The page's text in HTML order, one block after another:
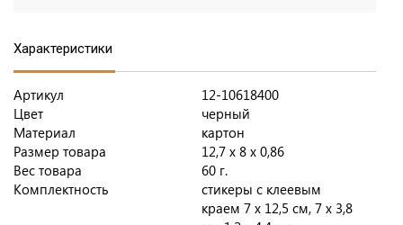
Характеристики
Артикул
12-10618400
Цвет
черный
Материал
картон
Размер товара
12,7 х 8 х 0,86
Вес товара
60 г.
Комплектность
стикеры с клеевым
краем 7 х 12,5 см, 7 х 3,8